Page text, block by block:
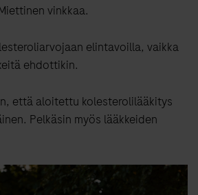
vinkkaa.
elintavoilla, vaikka
ehdottikin.
että aloitettu kolesterolilääkitys
Pelkäsin myös lääkkeiden